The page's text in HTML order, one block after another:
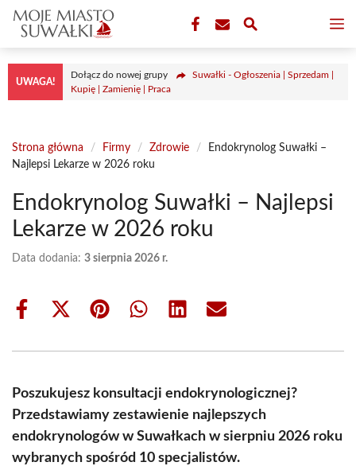
Przejdź
treści
UWAGA!
Dołącz do nowej grupy
Suwałki - Ogłoszenia | Sprzedam |
Kupię | Zamienię | Praca
Strona główna / Firmy / Zdrowie /
Endokrynolog Suwałki –
Najlepsi Lekarze w 2026 roku
Endokrynolog Suwałki – Najlepsi
Lekarze w 2026 roku
Data dodania: 3 sierpnia 2026 r.
Share
Share
(Twitter)
Share Share Share Share
Poszukujesz konsultacji endokrynologicznej?
Przedstawiamy zestawienie najlepszych
endokrynologów w Suwałkach w sierpniu 2026 roku
wybranych spośród 10 specjalistów.